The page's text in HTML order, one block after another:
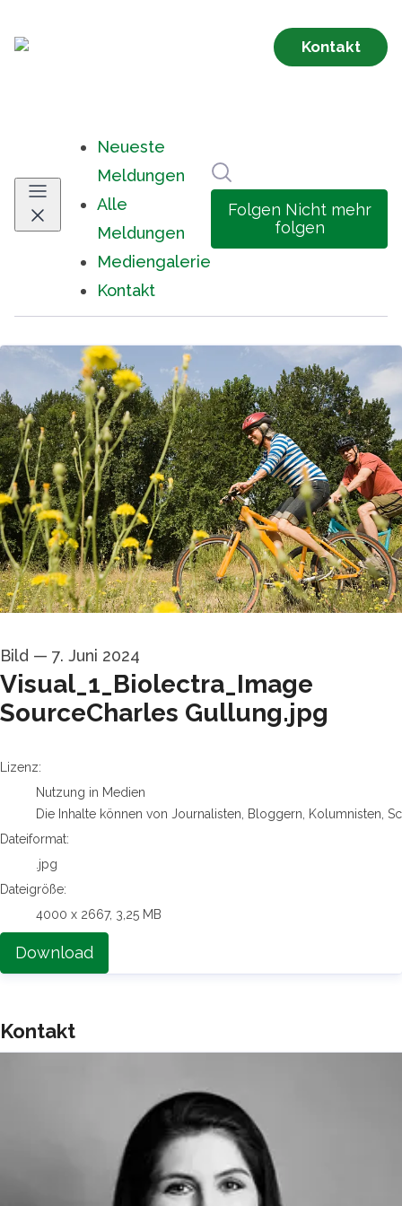
Neueste
Meldungen
Alle
Meldungen
Mediengalerie
Kontakt
Folgen Nicht mehr
folgen
Bild — 7. Juni 2024
Visual_1_Biolectra_Image
SourceCharles Gullung.jpg
go to media item
Lizenz:
Nutzung in Medien
Die Inhalte können von Journalisten, Bloggern, Kolumnisten,
Dateiformat:
.jpg
Dateigröße:
4000 x 2667, 3,25 MB
Download
Kontakt